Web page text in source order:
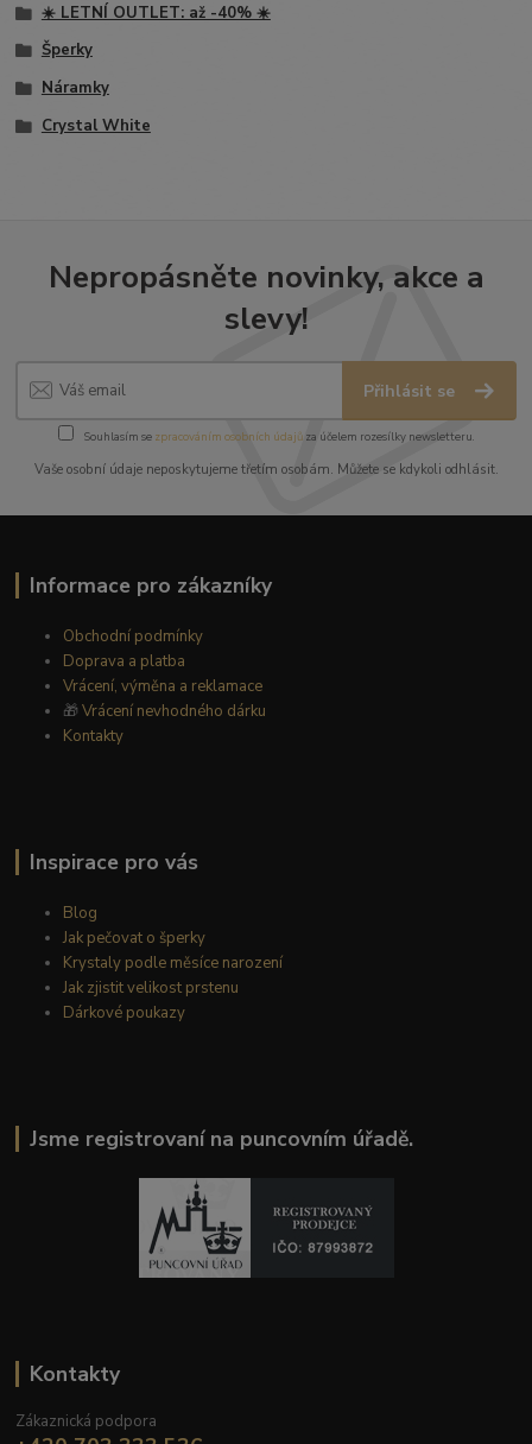
☀️ LETNÍ OUTLET: až -40% ☀️
Šperky
Náramky
Crystal White
Nepropásněte novinky, akce a
slevy!
Přihlásit se
Souhlasím se zpracováním osobních údajůza účelem rozesílky newsletteru.
Vaše osobní údaje neposkytujeme třetím osobám. Můžete se kdykoli odhlásit.
Informace pro zákazníky
Obchodní podmínky
Doprava a platba
Vrácení, výměna a reklamace
🎁Vrácení nevhodného dárku
Kontakty
Inspirace pro vás
Blog
Jak pečovat o šperky
Krystaly podle měsíce narození
Jak zjistit velikost prstenu
Dárkové poukazy
Jsme registrovaní na puncovním úřadě.
Kontakty
Zákaznická podpora